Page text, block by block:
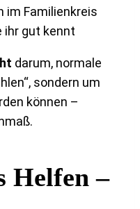
im Familienkreis
ihr gut kennt
darum, normale
sondern um
können –
Helfen –